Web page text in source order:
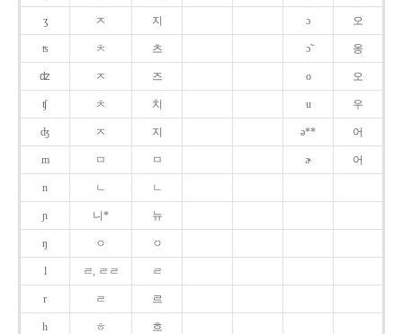
ʒ ㅈ 지 ɔ 오
ʦ ㅊ 츠 ɔ̃ 옹
ʣ ㅈ 즈 o 오
ʧ ㅊ 치 u 우
ʤ ㅈ 지 ə** 어
m ㅁ ㅁ ɚ 어
n ㄴ ㄴ
ɲ 니* 뉴
ŋ ㅇ ㅇ
l ㄹ, ㄹㄹ ㄹ
r ㄹ 르
h ㅎ 흐